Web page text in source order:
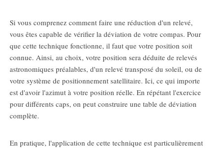
Si vous comprenez comment faire une réduction d'un relevé,
vous êtes capable de vérifier la déviation de votre compas. Pour
que cette technique fonctionne, il faut que votre position soit
connue. Ainsi, au choix, votre position sera déduite de relevés
astronomiques préalables, d'un relevé transposé du soleil, ou de
votre système de positionnement satellitaire. Ici, ce qui importe
est d'avoir l'azimut à votre position réelle. En répétant l'exercice
pour différents caps, on peut construire une table de déviation
complète.
En pratique, l'application de cette technique est particulièrement